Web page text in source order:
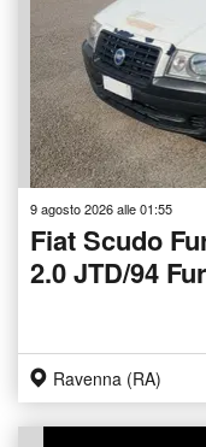
9 agosto 2026 alle 01:55
Fiat Scudo
2.0 JTD/94
Ravenna (RA)